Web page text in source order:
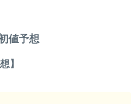
値予想
】